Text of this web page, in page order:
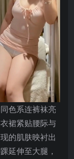
色系连裤袜亮
裙紧贴腰际与
的肌肤映衬出
延伸至大腿，